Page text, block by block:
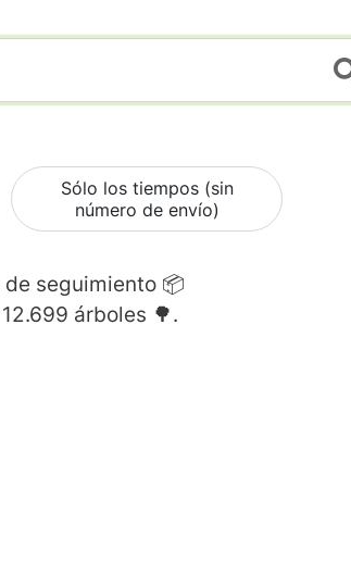
Sólo los tiempos (sin
número de envío)
de seguimiento 📦
12.699 árboles 🌳.